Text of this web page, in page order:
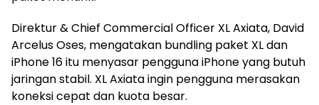
Direktur & Chief Commercial Officer XL Axiata, David
Arcelus Oses, mengatakan bundling paket XL dan
iPhone 16 itu menyasar pengguna iPhone yang butuh
jaringan stabil. XL Axiata ingin pengguna merasakan
koneksi cepat dan kuota besar.